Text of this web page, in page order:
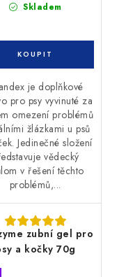
Skladem
je doplňkové
pro psy vyvinuté za
omezení problémů
žlázkami u psů
Jedinečné složení
vědecký
v řešení těchto
problémů,...
zubní gel pro
a kočky 70g